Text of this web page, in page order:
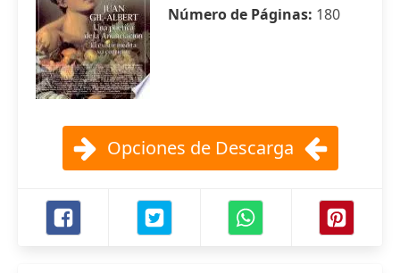
Número de Páginas: 180
Opciones de Descarga